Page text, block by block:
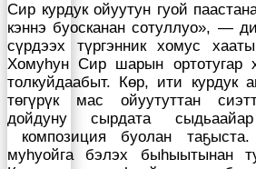
Сир курдук ойуутун гуой
кэннэ буосканан сотуллуо», —
сүрдээх түргэнник хомус
Хомуһун Сир шарын ортотугар
толкуйдаабыт. Көр, ити курдук
төгүрүк мас ойуутуттан
дойдуну сырдата
композиция буолан
муһуойга бэлэх быһыытынан